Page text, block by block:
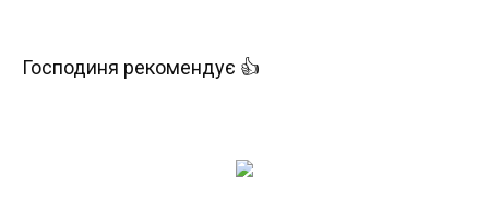
Господиня рекомендує 👍